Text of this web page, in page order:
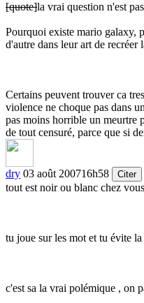
[quote]la vrai question n'est
Pourquoi existe mario galaxy,
d'autre dans leur art de
Certains peuvent trouver ca
violence ne choque pas dans
pas moins horrible un meurtre
de tout censuré, parce que si
dry 03 août 200716h58 Citer
tout est noir ou blanc chez
tu joue sur les mot et tu évite
c'est sa la vrai polémique , on